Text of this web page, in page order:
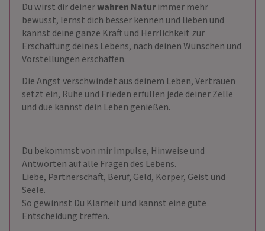
Du wirst dir deinerwahren Natur immer mehr
bewusst, lernst dich besser kennen und lieben und
kannst deine ganze Kraft und Herrlichkeit zur
Erschaffung deines Lebens, nach deinen Wünschen und
Vorstellungen erschaffen.
Die Angst verschwindet aus deinem Leben, Vertrauen
setzt ein, Ruhe und Frieden erfüllen jede deiner Zelle
und due kannst dein Leben genießen.
Du bekommst von mir Impulse, Hinweise und
Antworten auf alle Fragen des Lebens.
Liebe, Partnerschaft, Beruf, Geld, Körper, Geist und
Seele.
So gewinnst Du Klarheit und kannst eine gute
Entscheidung treffen.